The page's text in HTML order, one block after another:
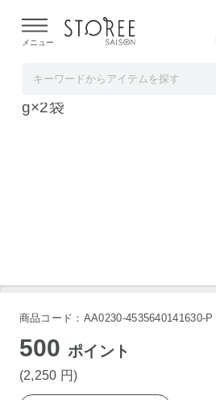
よる配送遅延が発生しております。
メニュー
タマチャンショップ 九州
g×2袋
商品コード：AA0230-4535640141630-P
500ポイント
(2,250 円)